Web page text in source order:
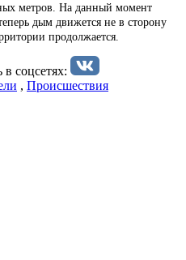
метров. На данный момент
дым движется не в сторону
продолжается.
соцсетях:
, Происшествия